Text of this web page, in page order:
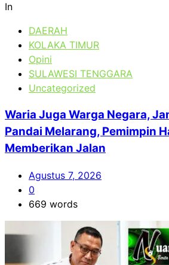
In
DAERAH
KOLAKA TIMUR
Opini
SULAWESI TENGGARA
Uncategorized
Waria Juga Warga Negara,
Pandai Melarang, Pemimpin
Memberikan Jalan
Agustus 7, 2026
0
669 words